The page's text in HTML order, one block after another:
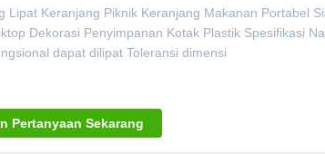
Lipat Keranjang Piknik Keranjang Makanan Portabel
Dekorasi Penyimpanan Kotak Plastik Spesifikasi
dapat dilipat Toleransi dimensi
Pertanyaan Sekarang